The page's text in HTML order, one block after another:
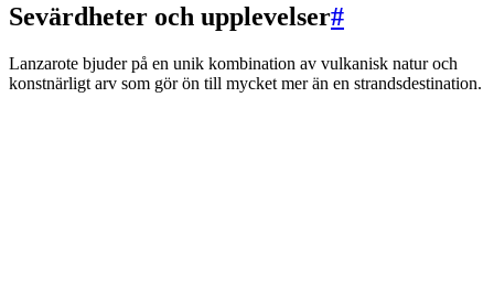
Sevärdheter och upplevelser#
Lanzarote bjuder på en unik kombination av vulkanisk natur och
konstnärligt arv som gör ön till mycket mer än en strandsdestination.